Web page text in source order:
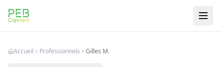
PEB Connect
Accueil Professionnels Gilles M.